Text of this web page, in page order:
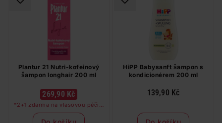
Plantur 21 Nutri-kofeinový
šampon longhair 200 ml
269,90 Kč
*2+1 zdarma na vlasovou péči v
libovolné kombinaci, nejlevnější
produkt zdarma. Neplatí na
HiPP Babysanft šampon s
kondicionérem 200 ml
139,90 Kč